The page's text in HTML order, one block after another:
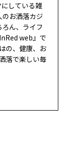
にしている雑
お洒落カジ
ん、ライフ
web』で
の、健康、お
落で楽しい毎